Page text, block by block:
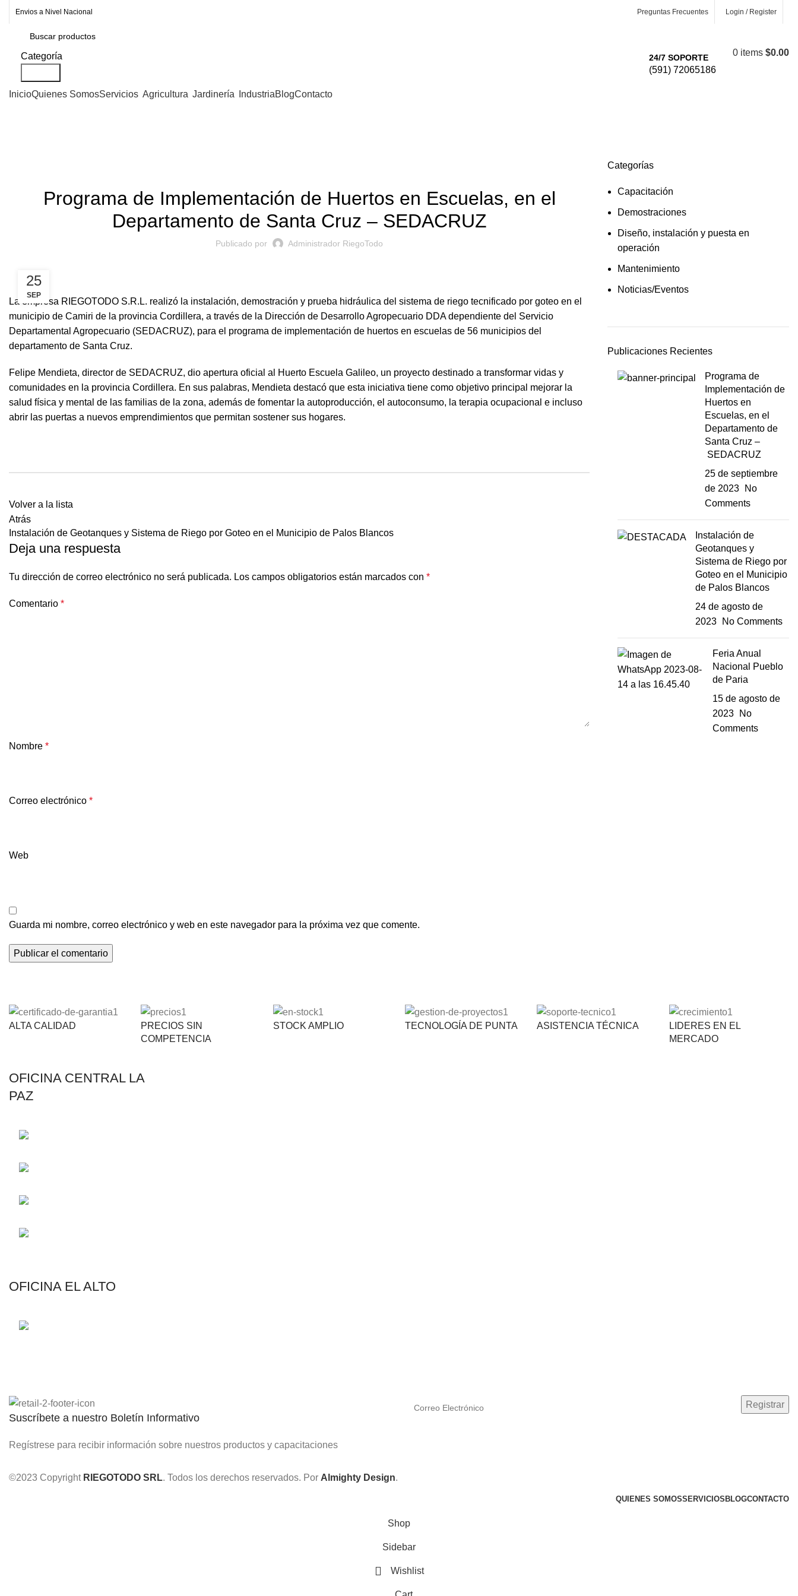
Envios a Nivel Nacional Preguntas Frecuentes Login / Register
Categoría
24/7 SOPORTE
(591) 72065186
0 items $0.00
InicioQuienes SomosServicios Agricultura Jardinería IndustriaBlogContacto
Programa de Implementación de Huertos en Escuelas, en el
Departamento de Santa Cruz – SEDACRUZ
Publicado por Administrador RiegoTodo
25
SEP
La empresa RIEGOTODO S.R.L. realizó la instalación, demostración y prueba hidráulica del sistema de riego tecnificado por goteo en el
municipio de Camiri de la provincia Cordillera, a través de la Dirección de Desarrollo Agropecuario DDA dependiente del Servicio
Departamental Agropecuario (SEDACRUZ), para el programa de implementación de huertos en escuelas de 56 municipios del
departamento de Santa Cruz.
Felipe Mendieta, director de SEDACRUZ, dio apertura oficial al Huerto Escuela Galileo, un proyecto destinado a transformar vidas y
comunidades en la provincia Cordillera. En sus palabras, Mendieta destacó que esta iniciativa tiene como objetivo principal mejorar la
salud física y mental de las familias de la zona, además de fomentar la autoproducción, el autoconsumo, la terapia ocupacional e incluso
abrir las puertas a nuevos emprendimientos que permitan sostener sus hogares.
Volver a la lista
Atrás
Instalación de Geotanques y Sistema de Riego por Goteo en el Municipio de Palos Blancos
Deja una respuesta
Tu dirección de correo electrónico no será publicada. Los campos obligatorios están marcados con *
Comentario *
Nombre *
Correo electrónico *
Web
Guarda mi nombre, correo electrónico y web en este navegador para la próxima vez que comente.
Categorías
Capacitación
Demostraciones
Diseño, instalación y puesta en
operación
Mantenimiento
Noticias/Eventos
Publicaciones Recientes
Programa de
Implementación de
Huertos en
Escuelas, en el
Departamento de
Santa Cruz –
SEDACRUZ
25 de septiembre
de 2023
No
Comments
Instalación de
Geotanques y
Sistema de Riego por
Goteo en el Municipio
de Palos Blancos
24 de agosto de
2023
No Comments
Feria Anual
Nacional Pueblo
de Paria
15 de agosto de
2023
No
Comments
ALTA CALIDAD
PRECIOS SIN
COMPETENCIA
STOCK AMPLIO TECNOLOGÍA DE PUNTA ASISTENCIA TÉCNICA
LIDERES EN EL
MERCADO
OFICINA CENTRAL LA
PAZ
OFICINA EL ALTO
Suscríbete a nuestro Boletín Informativo
Regístrese para recibir información sobre nuestros productos y capacitaciones
©2023 Copyright RIEGOTODO SRL. Todos los derechos reservados. Por Almighty Design.
QUIENES SOMOSSERVICIOS BLOGCONTACTO
Shop
Sidebar
Wishlist